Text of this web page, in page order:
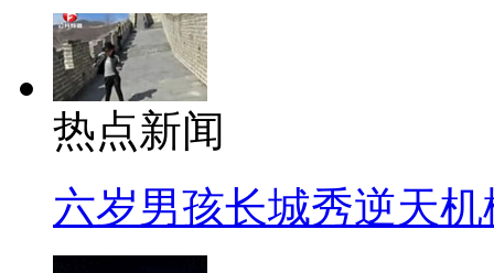
热点新闻
六岁男孩长城秀逆天机